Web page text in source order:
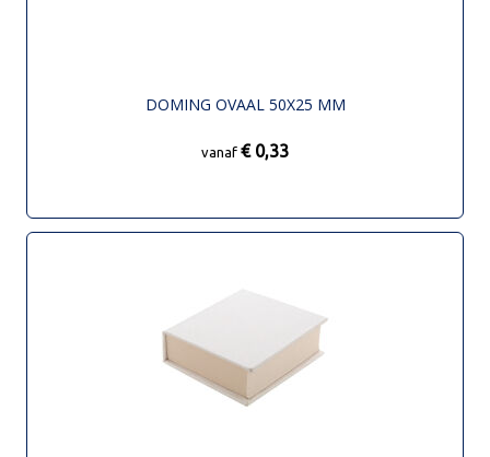
DOMING OVAAL 50X25 MM
vanaf € 0,33